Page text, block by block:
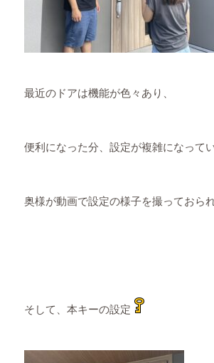
最近のドアは機能が色々あり、
便利になった分、設定が複雑になってい
奥様が動画で設定の様子を撮っておら
そして、本キーの設定